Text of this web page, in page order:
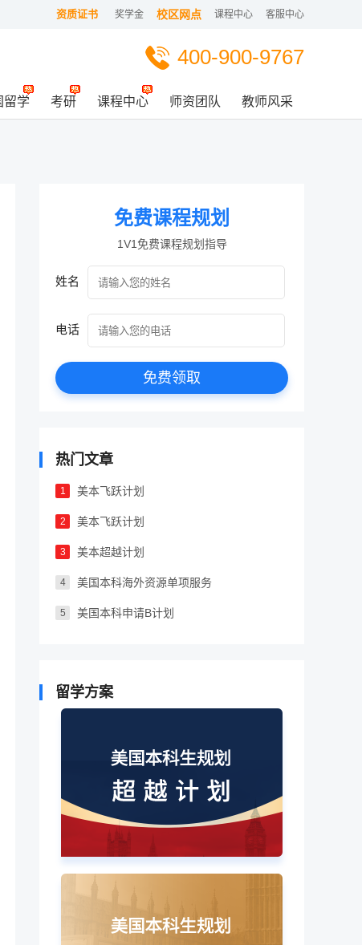
客服中心
课程中心
校区网点
奖学金
资质证书
400-900-9767
留学 考研 课程中心 师资团队 教师风采
免费课程规划
1V1免费课程规划指导
姓名
电话
免费领取
热门文章
1 美本飞跃计划
2 美本飞跃计划
3 美本超越计划
4 美国本科海外资源单项服务
5 美国本科申请B计划
留学方案